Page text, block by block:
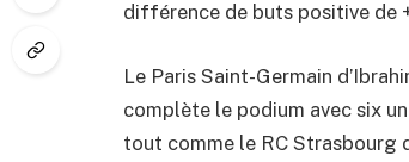
différence de buts positive de
Le Paris Saint-Germain
complète le podium avec six
tout comme le RC Strasbourg